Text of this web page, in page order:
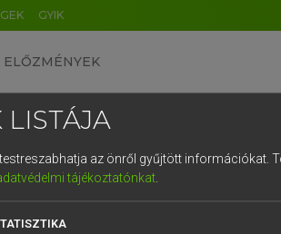
GYIK
ELŐZMÉNYEK
szótár
LISTÁJA
az önről gyűjtött információkat.
tájékoztatónkat.
DE CN FR ES IT NL
1 2 3 4 5 6